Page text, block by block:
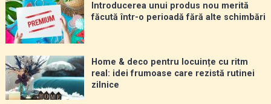
Introducerea unui produs nou merită
făcută într-o perioadă fără alte schimbări
Home & deco pentru locuințe cu ritm
real: idei frumoase care rezistă rutinei
zilnice